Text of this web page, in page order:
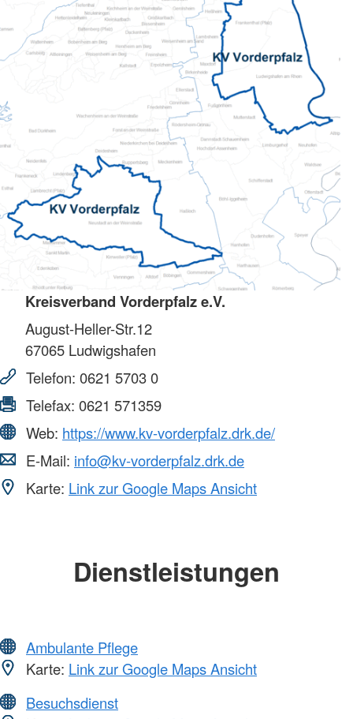
Kreisverband Vorderpfalz e.V.
August-Heller-Str.12
67065 Ludwigshafen
Telefon: 0621 5703 0
Telefax: 0621 571359
Web: https://www.kv-vorderpfalz.drk.de/
E-Mail: info@kv-vorderpfalz.drk.de
Karte: Link zur Google Maps Ansicht
Dienstleistungen
Ambulante Pflege
Karte: Link zur Google Maps Ansicht
Besuchsdienst